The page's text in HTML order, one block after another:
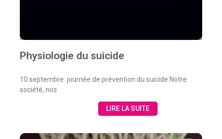
Physiologie du suicide
10 septembre: journée de prévention du suicide Notre
société, nos
LIRE LA SUITE